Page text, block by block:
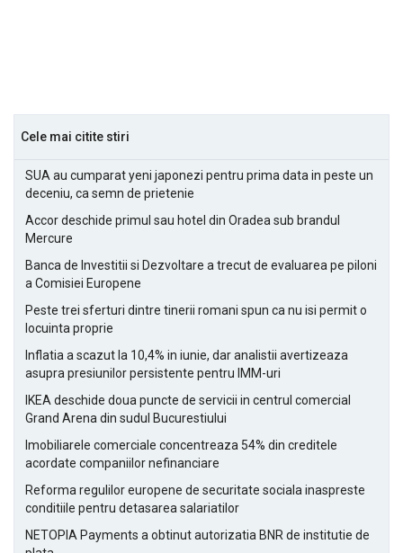
Cele mai citite stiri
SUA au cumparat yeni japonezi pentru prima data in peste un
deceniu, ca semn de prietenie
Accor deschide primul sau hotel din Oradea sub brandul
Mercure
Banca de Investitii si Dezvoltare a trecut de evaluarea pe piloni
a Comisiei Europene
Peste trei sferturi dintre tinerii romani spun ca nu isi permit o
locuinta proprie
Inflatia a scazut la 10,4% in iunie, dar analistii avertizeaza
asupra presiunilor persistente pentru IMM-uri
IKEA deschide doua puncte de servicii in centrul comercial
Grand Arena din sudul Bucurestiului
Imobiliarele comerciale concentreaza 54% din creditele
acordate companiilor nefinanciare
Reforma regulilor europene de securitate sociala inaspreste
conditiile pentru detasarea salariatilor
NETOPIA Payments a obtinut autorizatia BNR de institutie de